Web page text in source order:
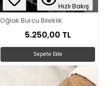
Hızlı Bakış
Oğlak Burcu Bileklik
5.250,00 TL
Sepete Ekle